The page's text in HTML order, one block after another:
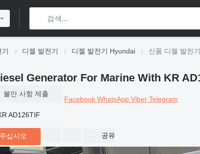
기 디젤 발전기 디젤 발전기 Hyundai 신품 디젤 발전
Generator For Marine With KR
불만 사항 제출
Facebook WhatsApp Viber Telegram
AD126TIF
십시오 공유